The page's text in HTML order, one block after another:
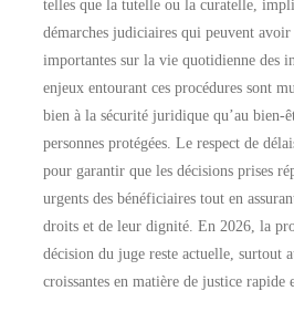
telles que la tutelle ou la curatelle,
démarches judiciaires qui peuvent avoir
importantes sur la vie quotidienne des
enjeux entourant ces procédures sont
bien à la sécurité juridique qu’au bien-
personnes protégées. Le respect de
pour garantir que les décisions prises
urgents des bénéficiaires tout en
droits et de leur dignité. En 2026, la
décision du juge reste actuelle, surtout
croissantes en matière de justice rapide